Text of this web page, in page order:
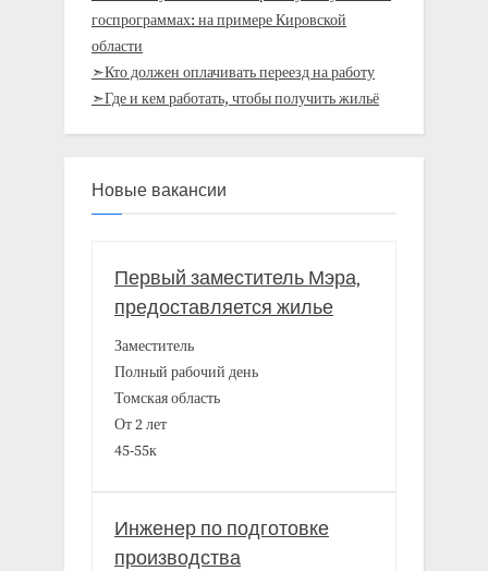
госпрограммах: на примере Кировской
области
➣Кто должен оплачивать переезд на работу
➣Где и кем работать, чтобы получить жильё
Новые вакансии
Первый заместитель Мэра,
предоставляется жилье
Заместитель
Полный рабочий день
Томская область
От 2 лет
45-55к
Инженер по подготовке
производства